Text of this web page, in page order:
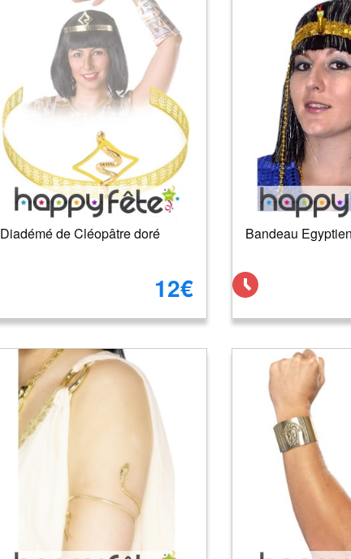
Diadémé de Cléopâtre doré
12€
Bandeau Egyptien